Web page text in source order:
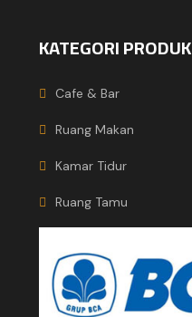
KATEGORI PRODUK
Cafe & Bar
Ruang Makan
Kamar Tidur
Ruang Tamu